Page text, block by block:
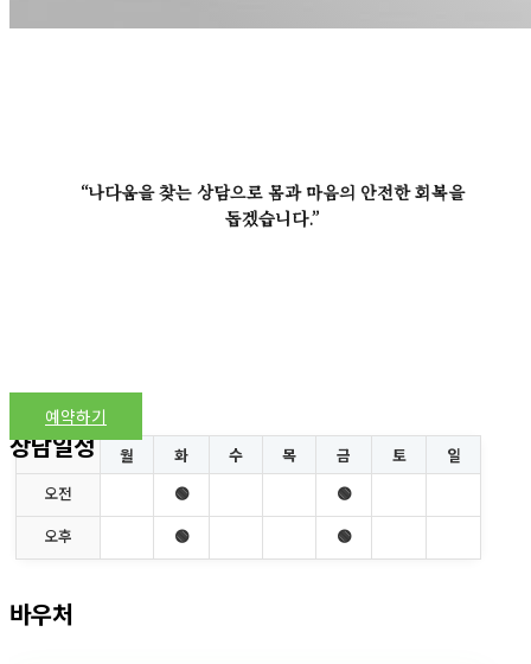
“나다움을 찾는 상담으로 몸과 마음의 안전한 회복을
돕겠습니다.”
상담일정
예약하기
월 화 수 목 금 토
일
오전
🟢
🟢
오후
🟢 🟢
바우처